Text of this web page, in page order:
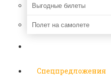
Выгодные билеты
Полет на самолете
Спецпредложения